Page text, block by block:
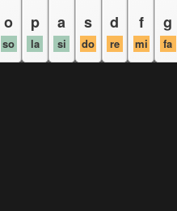
o
so
p
la
a
si
s
do
d
re
f
mi
g
fa